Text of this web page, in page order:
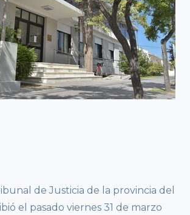
de Justicia de la provincia del
el pasado viernes 31 de marzo